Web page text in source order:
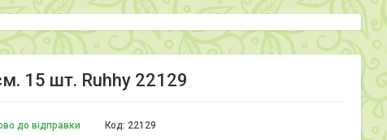
15 шт. Ruhhy 22129
до відправки Код: 22129